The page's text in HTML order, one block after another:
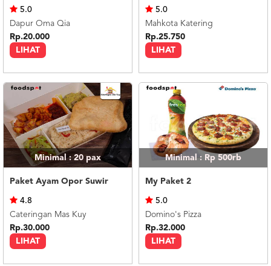
BLOG
TERMS
CENTER
021
5091
3494
LOGIN
DAFTAR
LIHAT
5.0
Dapur Oma Qia
Rp.20.000
LIHAT
5.0
Mahkota Katering
Rp.25.750
Minimal : 20pax
Paket Ayam Opor Suwir
LIHAT
4.8
Cateringan Mas Kuy
Rp.30.000
Minimal : Rp 500rb
My Paket 2
LIHAT
5.0
Domino's Pizza
Rp.32.000